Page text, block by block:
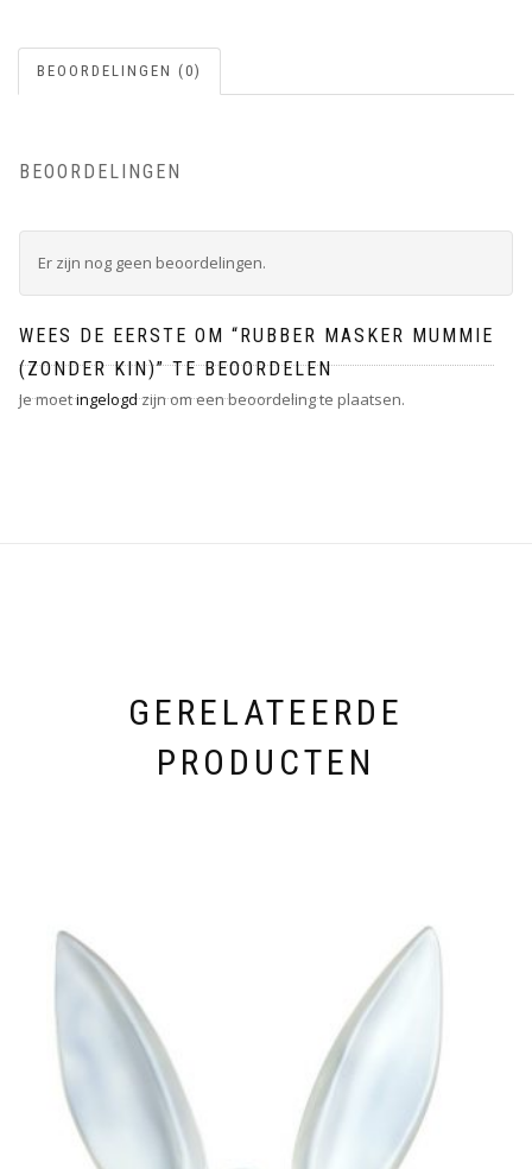
BEOORDELINGEN (0)
BEOORDELINGEN
Er zijn nog geen beoordelingen.
WEES DE EERSTE OM “RUBBER MASKER MUMMIE
(ZONDER KIN)” TE BEOORDELEN
Je moetingelogdzijn om een beoordeling te plaatsen.
GERELATEERDE
PRODUCTEN